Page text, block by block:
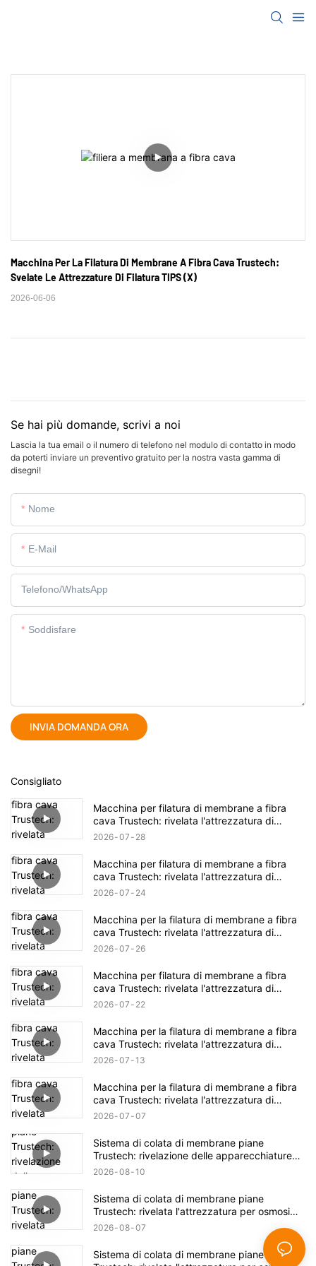
Macchina Per La Filatura Di Membrane A Fibra Cava Trustech:
Svelate Le Attrezzature Di Filatura TIPS (X)
2026-06-06
Se hai più domande, scrivi a noi
Lascia la tua email o il numero di telefono nel modulo di contatto in modo
da poterti inviare un preventivo gratuito per la nostra vasta gamma di
disegni!
Nome
E-Mail
Telefono/WhatsApp
Soddisfare
INVIA DOMANDA ORA
Consigliato
Macchina per filatura di membrane a fibra
cava Trustech: rivelata l'attrezzatura di
filatura TIPS (17)
2026 07 28
Macchina per filatura di membrane a fibra
cava Trustech: rivelata l'attrezzatura di
filatura TIPS (16)
2026 07 24
Macchina per la filatura di membrane a fibra
cava Trustech: rivelata l'attrezzatura di
filatura NIPS (18)
2026 07 26
Macchina per filatura di membrane a fibra
cava Trustech: rivelata l'attrezzatura di
filatura NIPS (17)
2026 07 22
Macchina per la filatura di membrane a fibra
cava Trustech: rivelata l'attrezzatura di
filatura NIPS (16)
2026 07 13
Macchina per la filatura di membrane a fibra
cava Trustech: rivelata l'attrezzatura di
filatura NIPS (15)
2026 07 07
Sistema di colata di membrane piane
Trustech: rivelazione delle apparecchiature
per osmosi inversa (XVII)
2026 08 10
Sistema di colata di membrane piane
Trustech: rivelata l'attrezzatura per osmosi
inversa (XVI)
2026 08 07
Sistema di colata di membrane piane